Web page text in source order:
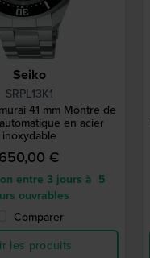
Seiko
SRPL13K1
41 mm Montre de
en acier
inoxydable
€
entre 3 jours à 5
ouvrables
Comparer
les produits